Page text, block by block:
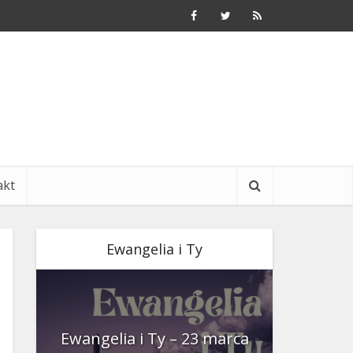
Ewangelia i Ty
Ewangelia i Ty – 23 marca